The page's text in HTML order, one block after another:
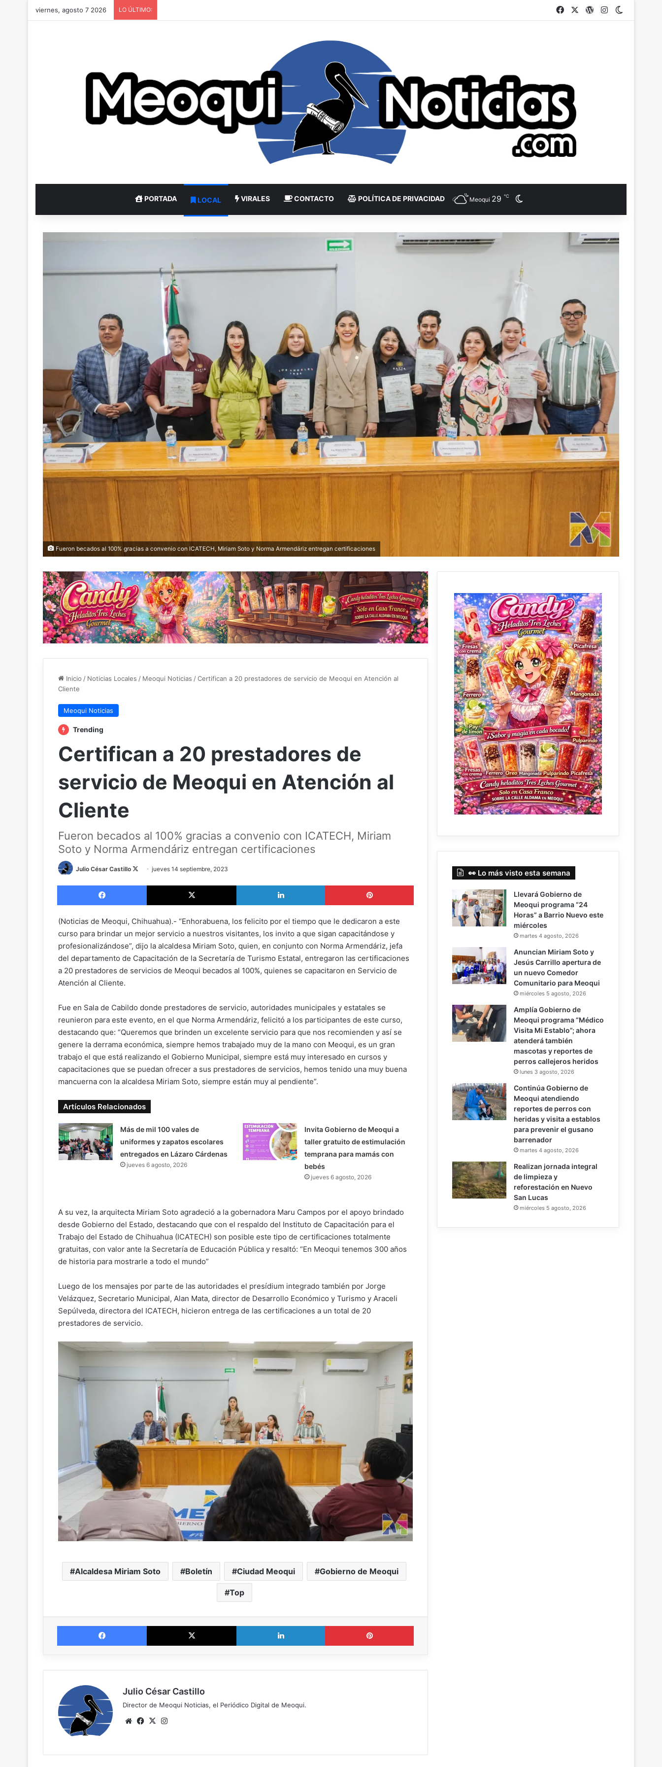
viernes, agosto 7 2026 LO ÚLTIMO: Facebook WordPress
Instagram
PORTADA LOCAL VIRALES CONTACTO POLÍTICA DE PRIVACIDAD Meoqui 29 ℃
Fueron becados al 100% gracias a convenio con ICATECH, Miriam Soto y Norma Armendáriz entregan certificaciones
Inicio / Noticias Locales / Meoqui Noticias /Certifican a 20 prestadores de servicio de Meoqui en Atención al
Cliente
Meoqui Noticias
Trending
Certifican a 20 prestadores de
servicio de Meoqui en Atención al
Cliente
Fueron becados al 100% gracias a convenio con ICATECH, Miriam
Soto y Norma Armendáriz entregan certificaciones
Julio César Castillo
l
n
X
jueves 14 septiembre, 2023
Facebook X LinkedIn
(Noticias de Meoqui, Chihuahua).- “Enhorabuena, los felicito por el tiempo que le dedicaron a este
curso para brindar un mejor servicio a nuestros visitantes, los invito a que sigan capacitándose y
profesionalizándose”, dijo la alcaldesa Miriam Soto, quien, en conjunto con Norma Armendáriz, jefa
del departamento de Capacitación de la Secretaría de Turismo Estatal, entregaron las certificaciones
a 20 prestadores de servicios de Meoqui becados al 100%, quienes se capacitaron en Servicio de
Atención al Cliente.
Fue en Sala de Cabildo donde prestadores de servicio, autoridades municipales y estatales se
reunieron para este evento, en el que Norma Armendáriz, felicitó a los participantes de este curso,
destacando que: “Queremos que brinden un excelente servicio para que nos recomienden y así se
genere la derrama económica, siempre hemos trabajado muy de la mano con Meoqui, es un gran
trabajo el que está realizando el Gobierno Municipal, siempre está muy interesado en cursos y
capacitaciones que se puedan ofrecer a sus prestadores de servicios, hemos tenido una muy buena
mancuerna con la alcaldesa Miriam Soto, siempre están muy al pendiente”.
Artículos Relacionados
Más de mil 100 vales de
uniformes y zapatos escolares
entregados en Lázaro Cárdenas
jueves 6 agosto, 2026
Invita Gobierno de Meoqui a
taller gratuito de estimulación
temprana para mamás con
bebés
jueves 6 agosto, 2026
A su vez, la arquitecta Miriam Soto agradeció a la gobernadora Maru Campos por el apoyo brindado
desde Gobierno del Estado, destacando que con el respaldo del Instituto de Capacitación para el
Trabajo del Estado de Chihuahua (ICATECH) son posible este tipo de certificaciones totalmente
gratuitas, con valor ante la Secretaría de Educación Pública y resaltó: “En Meoqui tenemos 300 años
de historia para mostrarle a todo el mundo”
Luego de los mensajes por parte de las autoridades el presídium integrado también por Jorge
Velázquez, Secretario Municipal, Alan Mata, director de Desarrollo Económico y Turismo y Araceli
Sepúlveda, directora del ICATECH, hicieron entrega de las certificaciones a un total de 20
prestadores de servicio.
Alcaldesa Miriam Soto Boletín Ciudad Meoqui Gobierno de Meoqui
Top
Facebook X LinkedIn
Julio César Castillo
Director de Meoqui Noticias, el Periódico Digital de Meoqui.
We Fa
ok
X
m
👀 Lo más visto esta semana
Llevará Gobierno de
Meoqui programa “24
Horas” a Barrio Nuevo este
miércoles
martes 4 agosto, 2026
Anuncian Miriam Soto y
Jesús Carrillo apertura de
un nuevo Comedor
Comunitario para Meoqui
miércoles 5 agosto, 2026
Amplía Gobierno de
Meoqui programa “Médico
Visita Mi Establo”; ahora
atenderá también
mascotas y reportes de
perros callejeros heridos
lunes 3 agosto, 2026
Continúa Gobierno de
Meoqui atendiendo
reportes de perros con
heridas y visita a establos
para prevenir el gusano
barrenador
martes 4 agosto, 2026
Realizan jornada integral
de limpieza y
reforestación en Nuevo
San Lucas
miércoles 5 agosto, 2026